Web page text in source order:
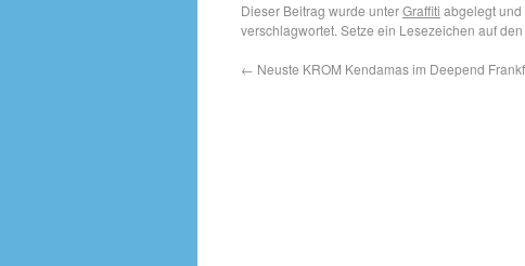
Dieser Beitrag wurde unterGraffiti abgelegt und
verschlagwortet. Setze ein Lesezeichen auf den
← Neuste KROM Kendamas im Deepend